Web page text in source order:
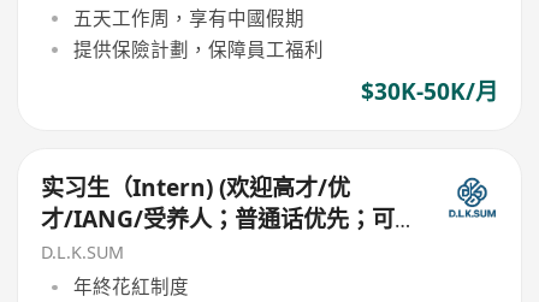
五天工作周，享有中國假期
提供保險計劃，保障員工福利
$30K-50K/月
实习生（Intern) (欢迎高才/优
才/IANG/受养人；普通话优先；可
转正/续签）
D.L.K.SUM
年終花紅制度